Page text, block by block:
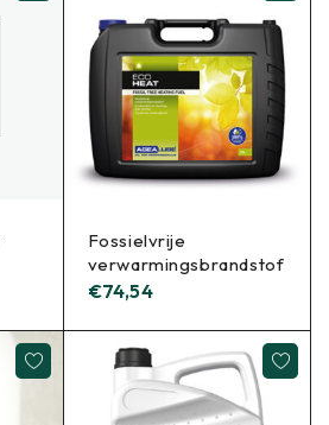
Fossielvrije
verwarmingsbrandstof
€74,54